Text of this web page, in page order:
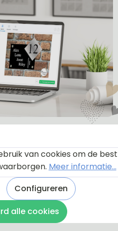
u bij een instructie en
geeft door de
u precies hoe u zelf uw
aanpassen en naar uw
van cookies om de best
Meer informatie...
Configureren
alle cookies